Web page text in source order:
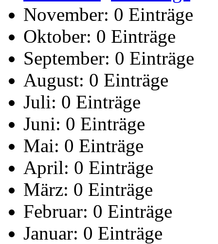
November: 0 Einträge
Oktober: 0 Einträge
September: 0 Einträge
August: 0 Einträge
Juli: 0 Einträge
Juni: 0 Einträge
Mai: 0 Einträge
April: 0 Einträge
März: 0 Einträge
Februar: 0 Einträge
Januar: 0 Einträge